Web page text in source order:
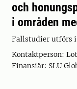
och
i områden
Fallstudier utförs i
Kontaktperson:
Finansiär: SLU